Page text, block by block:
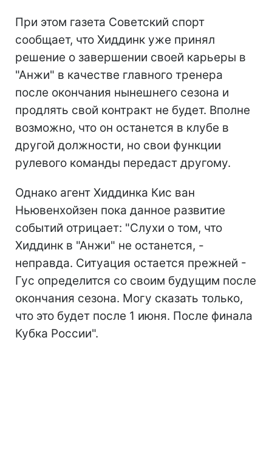
При этом газета Советский спорт
сообщает, что Хиддинк уже принял
решение о завершении своей карьеры в
"Анжи" в качестве главного тренера
после окончания нынешнего сезона и
продлять свой контракт не будет. Вполне
возможно, что он останется в клубе в
другой должности, но свои функции
рулевого команды передаст другому.
Однако агент Хиддинка Кис ван
Ньювенхойзен пока данное развитие
событий отрицает: "Слухи о том, что
Хиддинк в "Анжи" не останется, -
неправда. Ситуация остается прежней -
Гус определится со своим будущим после
окончания сезона. Могу сказать только,
что это будет после 1 июня. После финала
Кубка России".